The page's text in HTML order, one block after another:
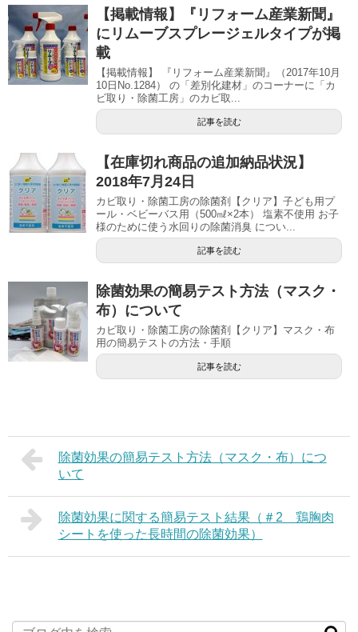
【掲載情報】『リフォーム産業新聞』
にリムーブスプレージェルタイプが掲
載
【掲載情報】 『リフォーム産業新聞』（2017年10月
10日No.1284） の「差別化建材」のコーナーに「カ
ビ取り・除菌工房」のカビ取...
記事を読む
【在庫切れ商品の追加納品状況】
2018年7月24日
カビ取り・除菌工房の除菌剤【クリア】子ども用プ
ール・ベビーバス用（500㎖×2本） 塩素不使用 お子
様のために使う水回りの除菌消臭 につい...
記事を読む
除菌効果の簡易テスト方法（マスク・
布）について
カビ取り・除菌工房の除菌剤【クリア】マスク・布
用の簡易テストの方法・手順
記事を読む
除菌効果の簡易テスト方法（マスク・布）につ
いて
除菌効果に関する簡易テスト結果（＃2 鶏胸肉
シートを使った長時間の除菌効果）